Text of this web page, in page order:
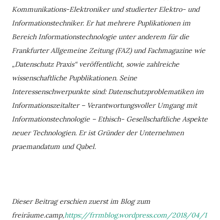
Kommunikations-Elektroniker und studierter Elektro- und
Informationstechniker. Er hat mehrere Puplikationen im
Bereich Informationstechnologie unter anderem für die
Frankfurter Allgemeine Zeitung (FAZ) und Fachmagazine wie
„Datenschutz Praxis“ veröffentlicht, sowie zahlreiche
wissenschaftliche Pupblikationen. Seine
Interessenschwerpunkte sind: Datenschutzproblematiken im
Informationszeitalter – Verantwortungsvoller Umgang mit
Informationstechnologie – Ethisch- Gesellschaftliche Aspekte
neuer Technologien. Er ist Gründer der Unternehmen
praemandatum und Qabel.
Dieser Beitrag erschien zuerst im Blog zum
freiräume.camp,https://frrmblog.wordpress.com/2018/04/1